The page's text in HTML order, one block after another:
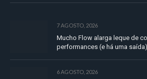
7 AGOSTO, 2026
Mucho Flow alarga leque de
performances (e há uma saída)
6 AGOSTO, 2026